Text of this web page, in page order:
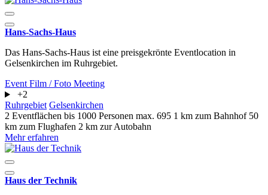
Hans-Sachs-Haus
Das Hans-Sachs-Haus ist eine preisgekrönte Eventlocation in
Gelsenkirchen im Ruhrgebiet.
Event Film / Foto Meeting
+2
Ruhrgebiet Gelsenkirchen
2 Eventflächen bis 1000 Personen max. 695 1 km zum Bahnhof 50
km zum Flughafen 2 km zur Autobahn
Mehr erfahren
Haus der Technik